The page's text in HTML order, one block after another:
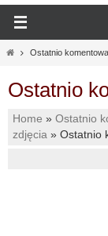
HomeOstatnio
Ostatnio
Home » Ostatnio
zdjęcia » Ostatnio